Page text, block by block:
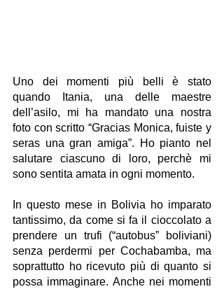
Uno dei momenti più belli è stato
quando Itania, una delle maestre
dell’asilo, mi ha mandato una nostra
foto con scritto “Gracias Monica, fuiste y
seras una gran amiga”. Ho pianto nel
salutare ciascuno di loro, perchè mi
sono sentita amata in ogni momento.
In questo mese in Bolivia ho imparato
tantissimo, da come si fa il cioccolato a
prendere un trufi (“autobus” boliviani)
senza perdermi per Cochabamba, ma
soprattutto ho ricevuto più di quanto si
possa immaginare. Anche nei momenti